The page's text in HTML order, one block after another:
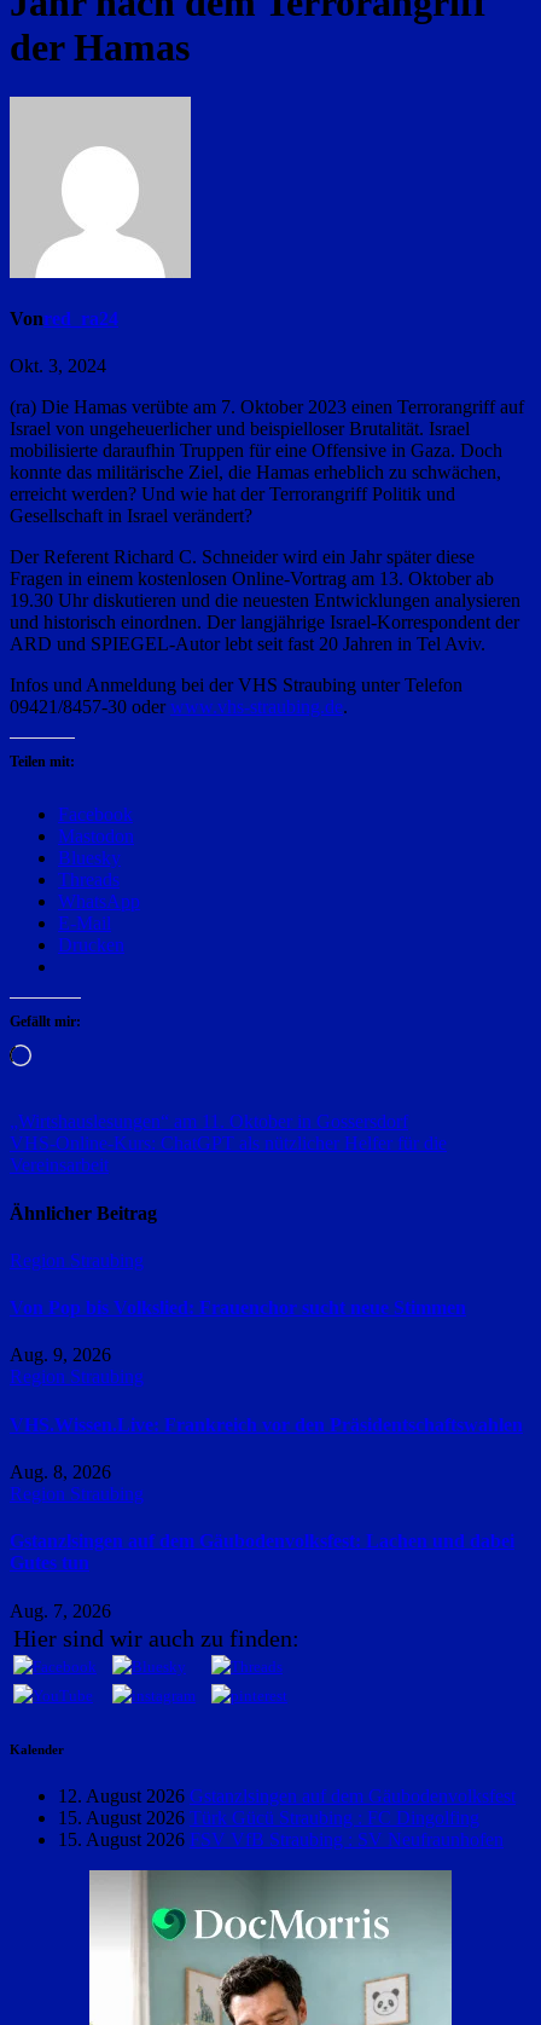
der Hamas
Vonred_ra24
Okt. 3, 2024
(ra) Die Hamas verübte am 7. Oktober 2023 einen Terrorangriff auf
Israel von ungeheuerlicher und beispielloser Brutalität. Israel
mobilisierte daraufhin Truppen für eine Offensive in Gaza. Doch
konnte das militärische Ziel, die Hamas erheblich zu schwächen,
erreicht werden? Und wie hat der Terrorangriff Politik und
Gesellschaft in Israel verändert?
Der Referent Richard C. Schneider wird ein Jahr später diese
Fragen in einem kostenlosen Online-Vortrag am 13. Oktober ab
19.30 Uhr diskutieren und die neuesten Entwicklungen analysieren
und historisch einordnen. Der langjährige Israel-Korrespondent der
ARD und SPIEGEL-Autor lebt seit fast 20 Jahren in Tel Aviv.
Infos und Anmeldung bei der VHS Straubing unter Telefon
09421/8457-30 oderwww.vhs-straubing.de.
Teilen mit:
Facebook
Mastodon
Bluesky
Threads
WhatsApp
E-Mail
Drucken
Gefällt mir:
Wird
Beitragsnavigation
„Wirtshauslesungen“ am 11. Oktober in Gossersdorf
VHS-Online-Kurs: ChatGPT als nützlicher Helfer für die
Vereinsarbeit
Ähnlicher Beitrag
Region Straubing
Von Pop bis Volkslied: Frauenchor sucht neue Stimmen
Aug. 9, 2026
Region Straubing
VHS.Wissen.Live: Frankreich vor den Präsidentschaftswahlen
Aug. 8, 2026
Region Straubing
Gstanzlsingen auf dem Gäubodenvolksfest: Lachen und dabei
Gutes tun
Aug. 7, 2026
Hier sind wir auch zu finden:
Kalender
12. August 2026 Gstanzlsingen auf dem Gäubodenvolksfest
15. August 2026 Türk Gücü Straubing : FC Dingolfing
15. August 2026 FSV VfB Straubing : SV Neufraunhofen